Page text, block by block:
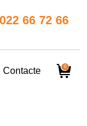
022 66 72 66
Contacte 0